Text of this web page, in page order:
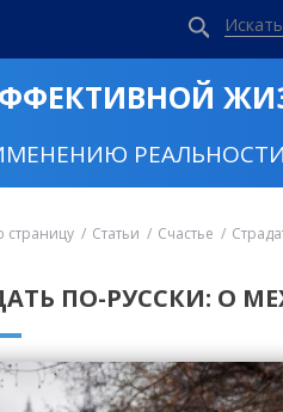
страницу Статьи Счастье
ПО-РУССКИ: О